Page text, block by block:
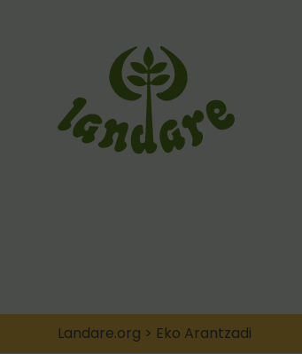
Landare.org > Eko Arantzadi